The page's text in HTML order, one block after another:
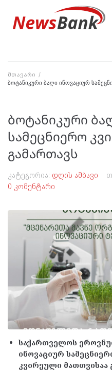
მთავარი /
ბოტანიკური ბაღი ინოვაციურ
ბოტანიკური
სამეცნიერო
გამართავს
კატეგორია: დღის ამბავი
0 კომენტარი
საქართველოს
ინოვაციურ
კვირეული მათთვისაა